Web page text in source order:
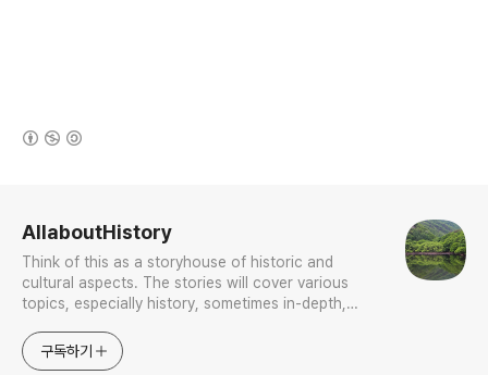
AllaboutHistory
Think of this as a storyhouse of historic and
cultural aspects. The stories will cover various
topics, especially history, sometimes in-depth,
approach will be to resist any common sense or
generalized viewpoint
구독하기